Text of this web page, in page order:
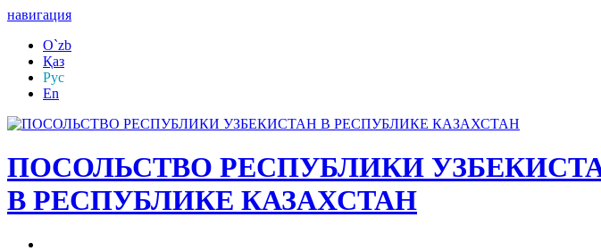
навигация
O`zb
Қаз
Рус
En
ПОСОЛЬСТВО РЕСПУБЛИКИ
В РЕСПУБЛИКЕ КАЗАХСТАН